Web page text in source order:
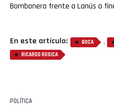
Bombonera frente a Lanús a
En este artículo: BOCA ,
RICARDO ROSICA
POLÍTICA